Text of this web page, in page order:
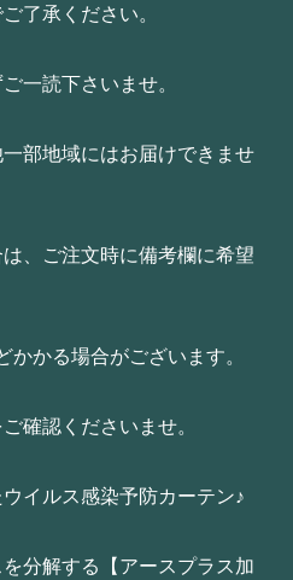
了承ください。
一読下さいませ。
部地域にはお届けできませ
、ご注文時に備考欄に希望
かる場合がございます。
確認くださいませ。
イルス感染予防カーテン♪
分解する【アースプラス加